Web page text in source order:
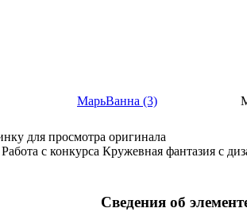
МарьВанна (3)
для просмотра оригинала
Работа с конкурса Кружевная фантазия с
Сведения об